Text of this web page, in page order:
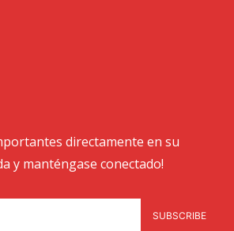
directamente en su
y manténgase conectado!
SUBSCRIBE